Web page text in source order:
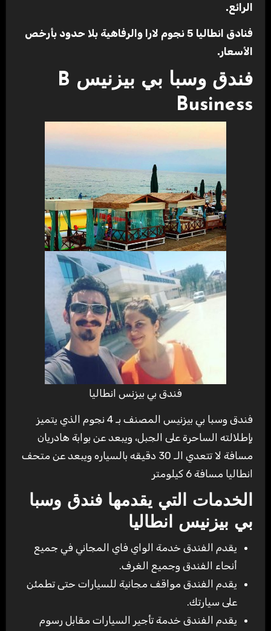
الرائع.
فنادق انطاليا 5 نجوم لارا والرفاهية بلا حدود بأرخص
الأسعار.
فندق وسبا بي بيزنيس B
Business
فندق بي بيزنس انطاليا
فندق وسبا بي بيزنيس المصنف بـ 4 نجوم الذي يتميز
بإطلالته الساحرة على الجبل، ويبعد عن بوابة هادريان
مسافة لا تتعدي الـ 30 دقيقه بالسياره ويبعد عن متحف
انطاليا مسافة 6 كيلومتر
الخدمات التي يقدمها فندق وسبا
بي بيزنيس انطاليا
يقدم الفندق خدمة الواي فاي المجاني في جميع
أنحاء الفندق وجميع الغرف.
يقدم الفندق مواقف مجانية للسيارات حتى تطمئن
على سيارتك.
يقدم الفندق خدمة تأجير السيارات مقابل رسوم